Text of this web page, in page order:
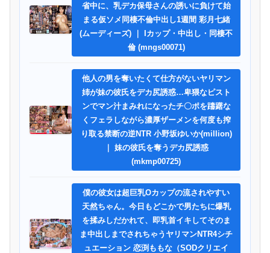
省中に、乳デカ保母さんの誘いに負けて始
まる仮ソメ同棲不倫中出し1週間 彩月七緒
(ムーディーズ) ｜ Iカップ・中出し・同棲不
倫 (mngs00071)
他人の男を奪いたくて仕方がないヤリマン
姉が妹の彼氏をデカ尻誘惑…卑猥なピスト
ンでマン汁まみれになったチ〇ポを躊躇な
くフェラしながら濃厚ザーメンを何度も搾
り取る禁断の逆NTR 小野坂ゆいか(million)
｜ 妹の彼氏を奪うデカ尻誘惑
(mkmp00725)
僕の彼女は超巨乳Oカップの流されやすい
天然ちゃん。今日もどこかで男たちに爆乳
を揉みしだかれて、即乳首イキしてそのま
ま中出しまでされちゃうヤリマンNTR4シチ
ュエーション 恋渕ももな（SODクリエイ